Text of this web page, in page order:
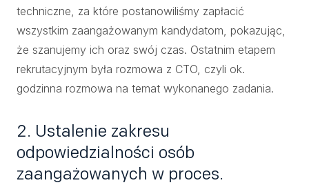
techniczne, za które postanowiliśmy zapłacić
wszystkim zaangażowanym kandydatom, pokazując,
że szanujemy ich oraz swój czas. Ostatnim etapem
rekrutacyjnym była rozmowa z CTO, czyli ok.
godzinna rozmowa na temat wykonanego zadania.
2. Ustalenie zakresu
odpowiedzialności osób
zaangażowanych w proces.